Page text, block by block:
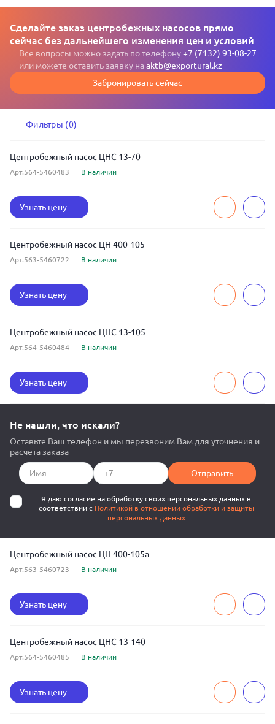
Сделайте заказ центробежных насосов прямо
сейчас без дальнейшего изменения цен и условий
Все вопросы можно задать по телефону+7 (7132) 93-08-27
или можете оставить заявку наaktb@exportural.kz
Забронировать сейчас
Фильтры (0)
Центробежный насос ЦНС 13-70
Арт.564-5460483 В наличии
Узнать цену
Центробежный насос ЦН 400-105
Арт.563-5460722 В наличии
Узнать цену
Центробежный насос ЦНС 13-105
Арт.564-5460484 В наличии
Узнать цену
Не нашли, что искали?
Оставьте Ваш телефон и мы перезвоним Вам для уточнения и
расчета заказа
Отправить
Я даю согласие на обработку своих персональных данных в
соответствии с Политикой в отношении обработки и защиты
персональных данных
Центробежный насос ЦН 400-105а
Арт.563-5460723 В наличии
Узнать цену
Центробежный насос ЦНС 13-140
Арт.564-5460485 В наличии
Узнать цену